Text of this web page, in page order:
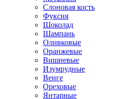
Слоновая кость
Фуксия
Шоколад
Шампань
Оливковые
Оранжевые
Вишневые
Изумрудные
Венге
Ореховые
Янтарные